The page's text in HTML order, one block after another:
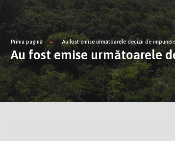
Prima pagină Au fost emise următoarele decizii de
Au fost emise următoarele